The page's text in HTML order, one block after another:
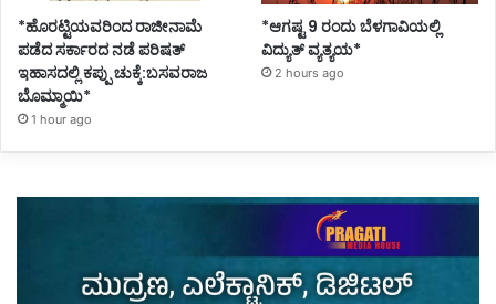
*ಹೊರಟ್ಟಿಯವರಿಂದ ರಾಜೀನಾಮೆ
ಪಡೆದ ಸರ್ಕಾರದ ನಡೆ ಪರಿಷತ್
ಇಹಾಸದಲ್ಲಿ ಕಪ್ಪು ಚುಕ್ಕೆ:ಬಸವರಾಜ
ಬೊಮ್ಮಾಯಿ*
1 hour ago
*ಆಗಷ್ಟ 9 ರಂದು ಬೆಳಗಾವಿಯಲ್ಲಿ
ವಿದ್ಯುತ್ ವ್ಯತ್ಯಯ*
2 hours ago